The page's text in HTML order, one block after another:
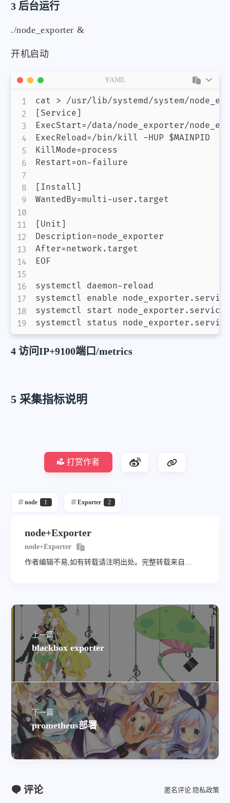
微信
3 后台运行
./node_exporter &
开机启动
cat >
[ Service ]
ExecStart=/data/node_exporter/
ExecReload=/bin/kill -HUP $MAINPID
KillMode=process
Restart=on-failure
[ Install ]
WantedBy=multi-user.target
[ Unit ]
Description=node_exporter
After=network.target
EOF
systemctl daemon-reload
systemctl enable node_exporter.service
systemctl start node_exporter.service
YAML
4 访问IP+9100端口/metrics
5 采集指标说明
打赏作者
node 1 Exporter 2
node+Exporter
node+Exporter
作者编辑不易,如有转载请注明出处。完整转载来自
上一篇
blackbox exporter
下一篇
prometheus部署
评论 匿名评论 隐私政策